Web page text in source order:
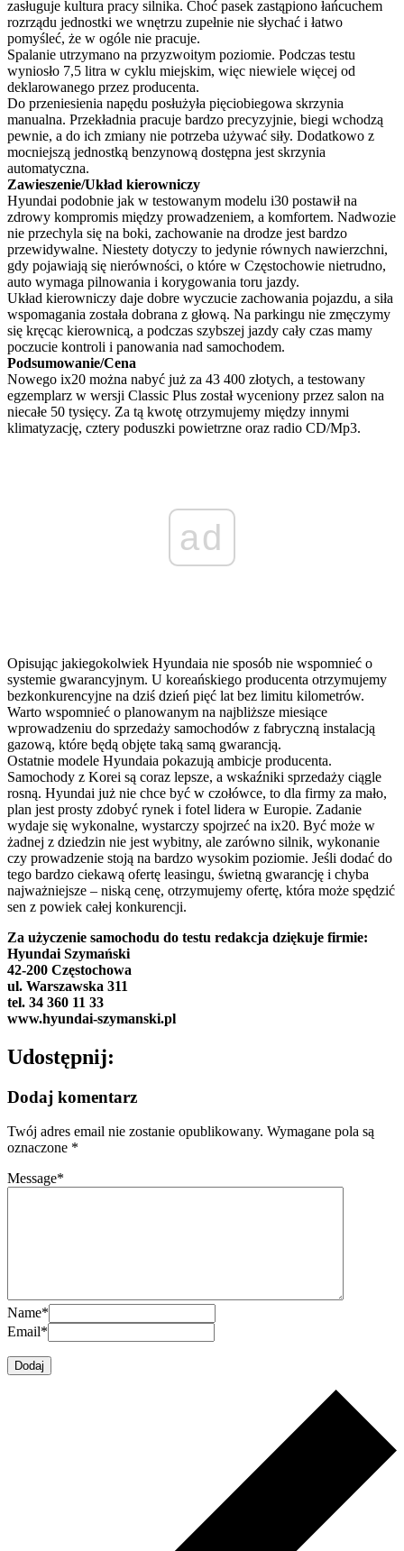
zasługuje kultura pracy silnika. Choć pasek zastąpiono łańcuchem
rozrządu jednostki we wnętrzu zupełnie nie słychać i łatwo
pomyśleć, że w ogóle nie pracuje.
Spalanie utrzymano na przyzwoitym poziomie. Podczas testu
wyniosło 7,5 litra w cyklu miejskim, więc niewiele więcej od
deklarowanego przez producenta.
Do przeniesienia napędu posłużyła pięciobiegowa skrzynia
manualna. Przekładnia pracuje bardzo precyzyjnie, biegi wchodzą
pewnie, a do ich zmiany nie potrzeba używać siły. Dodatkowo z
mocniejszą jednostką benzynową dostępna jest skrzynia
automatyczna.
Zawieszenie/Układ kierowniczy
Hyundai podobnie jak w testowanym modelu i30 postawił na
zdrowy kompromis między prowadzeniem, a komfortem. Nadwozie
nie przechyla się na boki, zachowanie na drodze jest bardzo
przewidywalne. Niestety dotyczy to jedynie równych nawierzchni,
gdy pojawiają się nierówności, o które w Częstochowie nietrudno,
auto wymaga pilnowania i korygowania toru jazdy.
Układ kierowniczy daje dobre wyczucie zachowania pojazdu, a siła
wspomagania została dobrana z głową. Na parkingu nie zmęczymy
się kręcąc kierownicą, a podczas szybszej jazdy cały czas mamy
poczucie kontroli i panowania nad samochodem.
Podsumowanie/Cena
Nowego ix20 można nabyć już za 43 400 złotych, a testowany
egzemplarz w wersji Classic Plus został wyceniony przez salon na
niecałe 50 tysięcy. Za tą kwotę otrzymujemy między innymi
klimatyzację, cztery poduszki powietrzne oraz radio CD/Mp3.
ad
Opisując jakiegokolwiek Hyundaia nie sposób nie wspomnieć o
systemie gwarancyjnym. U koreańskiego producenta otrzymujemy
bezkonkurencyjne na dziś dzień pięć lat bez limitu kilometrów.
Warto wspomnieć o planowanym na najbliższe miesiące
wprowadzeniu do sprzedaży samochodów z fabryczną instalacją
gazową, które będą objęte taką samą gwarancją.
Ostatnie modele Hyundaia pokazują ambicje producenta.
Samochody z Korei są coraz lepsze, a wskaźniki sprzedaży ciągle
rosną. Hyundai już nie chce być w czołówce, to dla firmy za mało,
plan jest prosty zdobyć rynek i fotel lidera w Europie. Zadanie
wydaje się wykonalne, wystarczy spojrzeć na ix20. Być może w
żadnej z dziedzin nie jest wybitny, ale zarówno silnik, wykonanie
czy prowadzenie stoją na bardzo wysokim poziomie. Jeśli dodać do
tego bardzo ciekawą ofertę leasingu, świetną gwarancję i chyba
najważniejsze – niską cenę, otrzymujemy ofertę, która może spędzić
sen z powiek całej konkurencji.
Za użyczenie samochodu do testu redakcja dziękuje firmie:
Hyundai Szymański
42-200 Częstochowa
ul. Warszawska 311
tel. 34 360 11 33
www.hyundai-szymanski.pl
Udostępnij:
Dodaj komentarz
Twój adres email nie zostanie opublikowany. Wymagane pola są
oznaczone *
Message*
Name*
Email*